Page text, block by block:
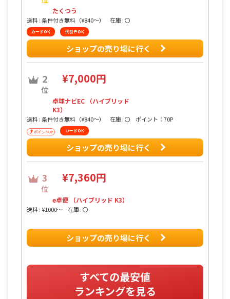
たくつう
送料 : 条件付き無料（¥840〜） 在庫 : 〇
カードOK 代引きOK
ショップの売り場に行く
2
位
¥7,000円
卓球ナビEC （ハイブリッド
K3）
送料 : 条件付き無料（¥840〜） 在庫 : 〇 ポイント：70P
カードOK
ショップの売り場に行く
3
位
¥7,360円
e卓便 （ハイブリッド K3）
送料 : ¥1000〜 在庫 : 〇
ショップの売り場に行く
すべての最安値
ランキングを見る